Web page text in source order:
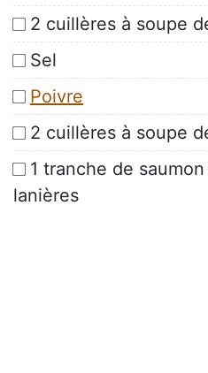
2 cuillères à soupe
Sel
Poivre
2 cuillères à soupe
1 tranche de
lanières